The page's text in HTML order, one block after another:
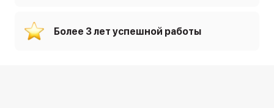
Более 3 лет успешной работы